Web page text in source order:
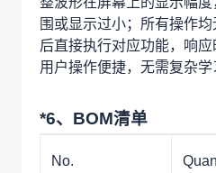
围或显示过小；所有操作
后直接执行对应功能，响
用户操作便捷，无需复杂学
*6、BOM清单
No.